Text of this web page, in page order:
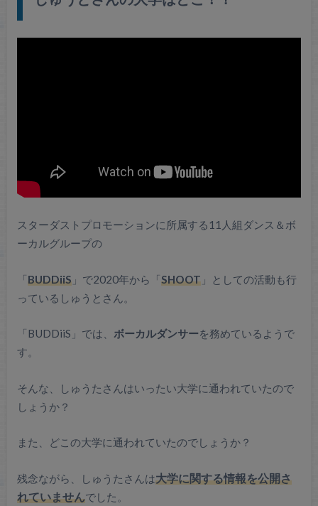
スターダストプロモーションに所属する11人組ダンス＆ボ
ーカルグループの
「BUDDiiS」で2020年から「SHOOT」としての活動も行
っているしゅうとさん。
「BUDDiiS」では、 ボーカルダンサーを務めているようで
す。
そんな、しゅうたさんはいったい大学に通われていたので
しょうか？
また、どこの大学に通われていたのでしょうか？
残念ながら、しゅうたさんは大学に関する情報を公開さ
れていませんでした。